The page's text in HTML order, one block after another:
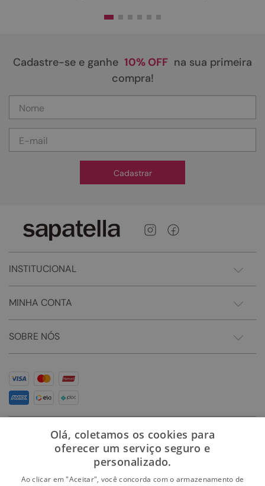
Cadastre-se e ganhe 10% OFF na sua primeira
compra!
Cadastrar
INSTITUCIONAL
MINHA CONTA
SOBRE NÓS
Olá, coletamos os cookies para
oferecer um serviço seguro e
personalizado.
Ao clicar em "Aceitar", você concorda com o armazenamento de